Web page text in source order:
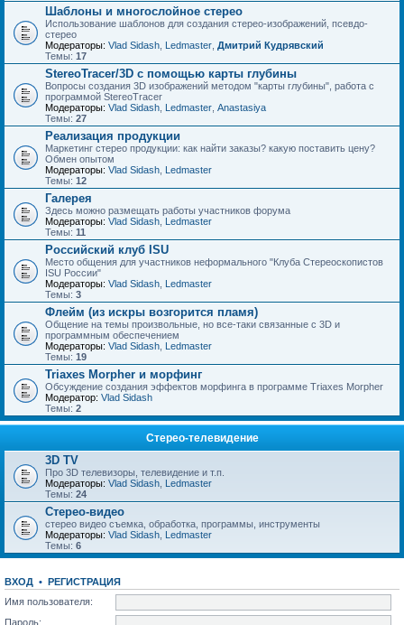
Шаблоны и многослойное стерео
Использование шаблонов для создания стерео-изображений, псевдо-
стерео
Модераторы: Vlad Sidash Ledmaster Дмитрий Кудрявский
Темы: 17
StereoTracer/3D с помощью карты глубины
Вопросы создания 3D изображений методом "карты глубины", работа с
программой StereoTracer
Модераторы: Vlad Sidash Ledmaster Anastasiya
Темы: 27
Реализация продукции
Маркетинг стерео продукции: как найти заказы? какую поставить цену?
Обмен опытом
Модераторы: Vlad Sidash Ledmaster
Темы: 12
Галерея
Здесь можно размещать работы участников форума
Модераторы: Vlad Sidash Ledmaster
Темы: 11
Российский клуб ISU
Место общения для участников неформального "Клуба Стереоскопистов
ISU России"
Модераторы: Vlad Sidash Ledmaster
Темы: 3
Флейм (из искры возгорится пламя)
Общение на темы произвольные, но все-таки связанные с 3D и
программным обеспечением
Модераторы: Vlad Sidash Ledmaster
Темы: 19
Triaxes Morpher и морфинг
Обсуждение создания эффектов морфинга в программе Triaxes Morpher
Модератор: Vlad Sidash
Темы: 2
Стерео-телевидение
3D TV
Про 3D телевизоры, телевидение и т.п.
Модераторы: Vlad Sidash Ledmaster
Темы: 24
Стерео-видео
стерео видео съемка, обработка, программы, инструменты
Модераторы: Vlad Sidash Ledmaster
Темы: 6
ВХОД • РЕГИСТРАЦИЯ
Имя пользователя:
Пароль: